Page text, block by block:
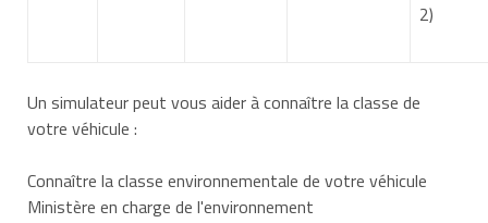
2)
Un simulateur peut vous aider à connaître la classe de
votre véhicule :
Connaître la classe environnementale de votre véhicule
Ministère en charge de l'environnement